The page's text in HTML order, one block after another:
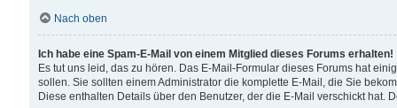
Nach oben
Ich habe eine Spam-E-Mail von einem Mitglied dieses Forums erhalten!
Es tut uns leid, das zu hören. Das E-Mail-Formular dieses Forums hat
sollen. Sie sollten einem Administrator die komplette E-Mail, die Sie
Diese enthalten Details über den Benutzer, der die E-Mail verschickt hat.